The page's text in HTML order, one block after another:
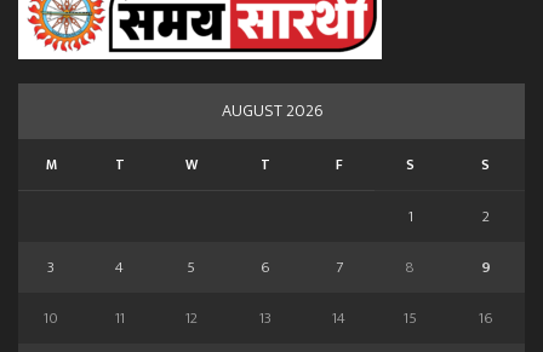
AUGUST 2026
M T W T F S S
1
2
3
4 5 6 7 8
9
10
11 12 13 14 15
16